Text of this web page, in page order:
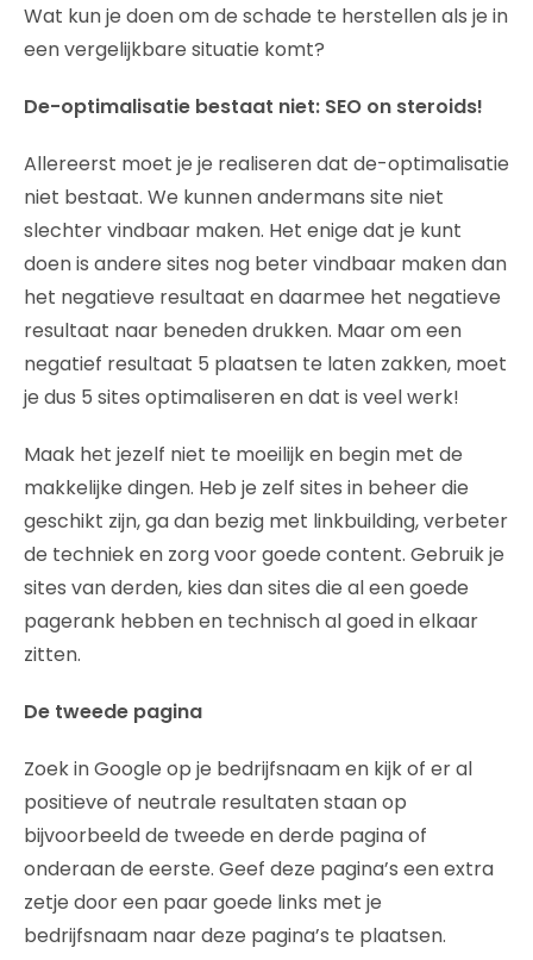
Wat kun je doen om de schade te herstellen als je in
een vergelijkbare situatie komt?
De-optimalisatie bestaat niet: SEO on steroids!
Allereerst moet je je realiseren dat de-optimalisatie
niet bestaat. We kunnen andermans site niet
slechter vindbaar maken. Het enige dat je kunt
doen is andere sites nog beter vindbaar maken dan
het negatieve resultaat en daarmee het negatieve
resultaat naar beneden drukken. Maar om een
negatief resultaat 5 plaatsen te laten zakken, moet
je dus 5 sites optimaliseren en dat is veel werk!
Maak het jezelf niet te moeilijk en begin met de
makkelijke dingen. Heb je zelf sites in beheer die
geschikt zijn, ga dan bezig met linkbuilding, verbeter
de techniek en zorg voor goede content. Gebruik je
sites van derden, kies dan sites die al een goede
pagerank hebben en technisch al goed in elkaar
zitten.
De tweede pagina
Zoek in Google op je bedrijfsnaam en kijk of er al
positieve of neutrale resultaten staan op
bijvoorbeeld de tweede en derde pagina of
onderaan de eerste. Geef deze pagina’s een extra
zetje door een paar goede links met je
bedrijfsnaam naar deze pagina’s te plaatsen.